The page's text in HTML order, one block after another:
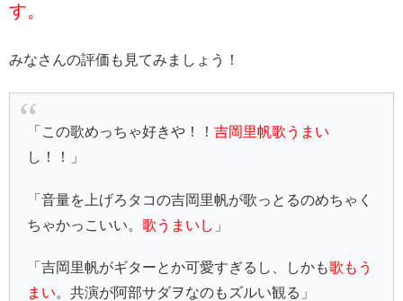
す。
みなさんの評価も見てみましょう！
「この歌めっちゃ好きや！！吉岡里帆歌うまい
し！！」
「音量を上げろタコの吉岡里帆が歌っとるのめちゃく
ちゃかっこいい。歌うまいし 」
「吉岡里帆がギターとか可愛すぎるし、しかも歌もう
まい。共演が阿部サダヲなのもズルい観る」